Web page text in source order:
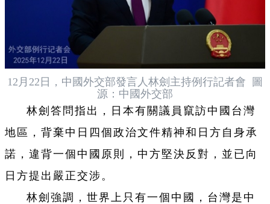
12月22日，中國外交部發言人林劍主持例行記者會 圖
源：中國外交部
林劍答問指出，日本有關議員竄訪中國台灣
地區，背棄中日四個政治文件精神和日方自身承
諾，違背一個中國原則，中方堅決反對，並已向
日方提出嚴正交涉。
林劍強調，世界上只有一個中國，台灣是中